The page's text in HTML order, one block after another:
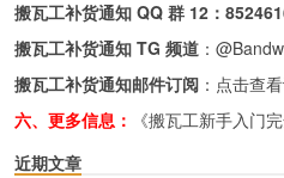
搬瓦工补货通知 QQ 群 12：
搬瓦工补货通知 TG 频道 ：
搬瓦工补货通知邮件订阅 ： 点击查
六、更多信息：
《搬瓦工新手入门
近期文章